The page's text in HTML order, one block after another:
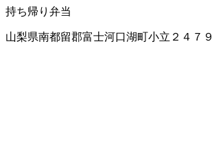
持ち帰り弁当
山梨県南都留郡富士河口湖町小立２４７９